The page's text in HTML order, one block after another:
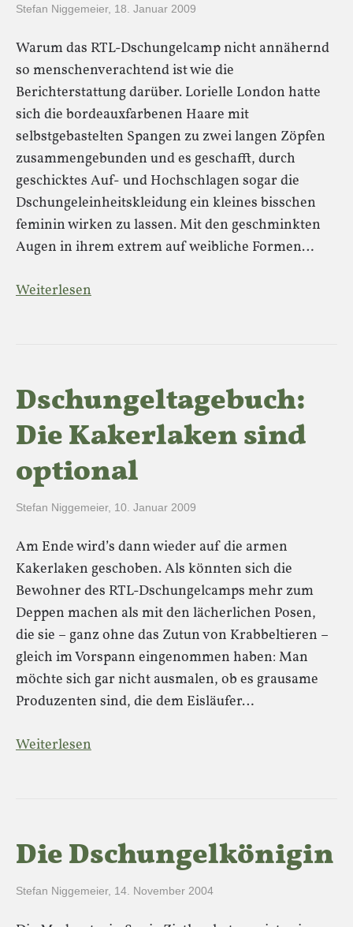
Stefan Niggemeier, 18. Januar 2009
Warum das RTL-Dschungelcamp nicht annähernd
so menschenverachtend ist wie die
Berichterstattung darüber. Lorielle London hatte
sich die bordeauxfarbenen Haare mit
selbstgebastelten Spangen zu zwei langen Zöpfen
zusammengebunden und es geschafft, durch
geschicktes Auf- und Hochschlagen sogar die
Dschungeleinheitskleidung ein kleines bisschen
feminin wirken zu lassen. Mit den geschminkten
Augen in ihrem extrem auf weibliche Formen…
Weiterlesen
Dschungeltagebuch:
Die Kakerlaken sind
optional
Stefan Niggemeier, 10. Januar 2009
Am Ende wird’s dann wieder auf die armen
Kakerlaken geschoben. Als könnten sich die
Bewohner des RTL-Dschungelcamps mehr zum
Deppen machen als mit den lächerlichen Posen,
die sie – ganz ohne das Zutun von Krabbeltieren –
gleich im Vorspann eingenommen haben: Man
möchte sich gar nicht ausmalen, ob es grausame
Produzenten sind, die dem Eisläufer…
Weiterlesen
Die Dschungelkönigin
Stefan Niggemeier, 14. November 2004